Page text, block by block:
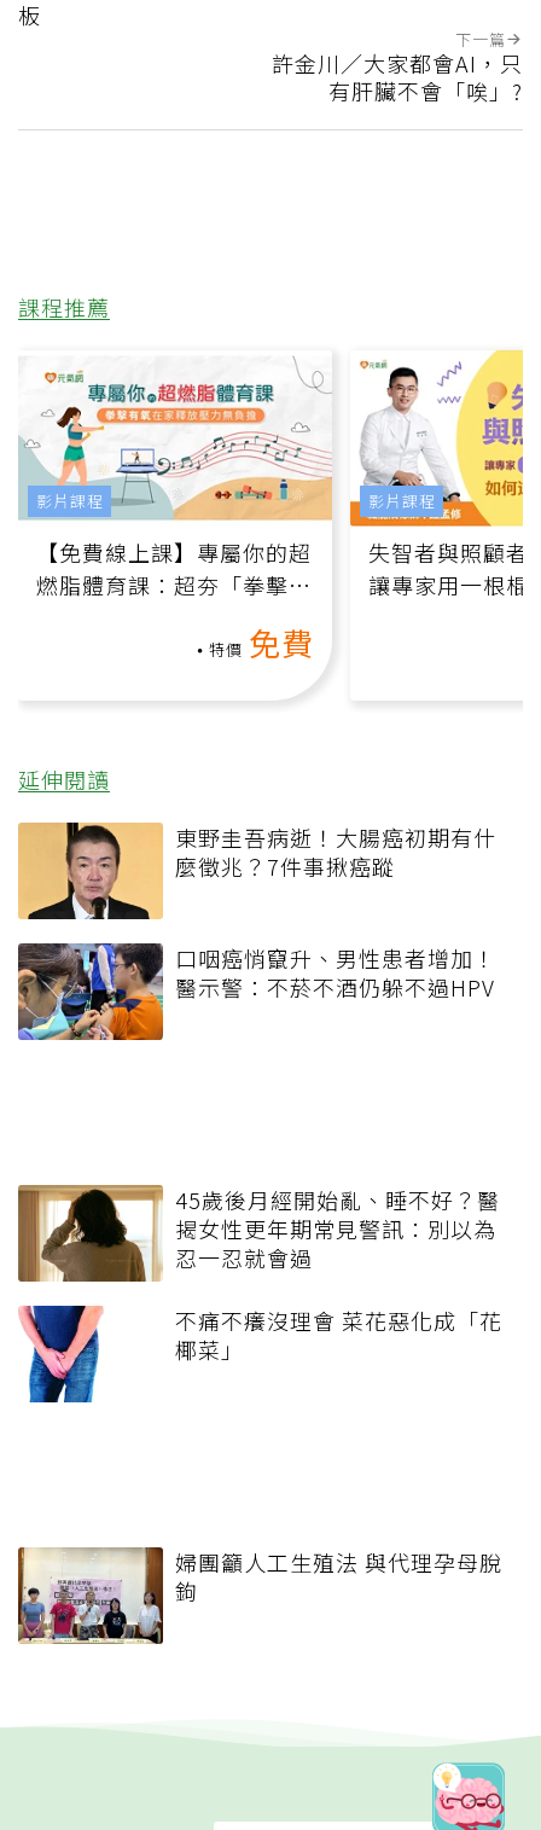
板
下一篇
許金川／大家都會AI，只
有肝臟不會「唉」?
課程推薦
【免費線上課】專屬你的超
燃脂體育課：超夯「拳擊有
特價 免費
影片課程
失智者與照顧者
讓專家用一根棍
影片課程
延伸閱讀
東野圭吾病逝！大腸癌初期有什
麼徵兆？7件事揪癌蹤
口咽癌悄竄升、男性患者增加！
醫示警：不菸不酒仍躲不過HPV
45歲後月經開始亂、睡不好？醫
揭女性更年期常見警訊：別以為
忍一忍就會過
不痛不癢沒理會 菜花惡化成「花
椰菜」
婦團籲人工生殖法 與代理孕母脫
鉤